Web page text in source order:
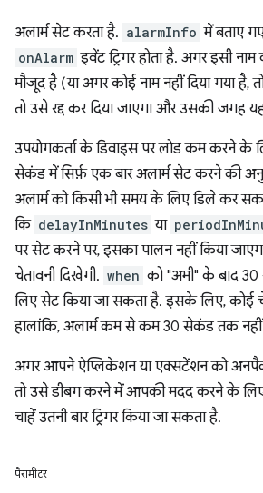
अलार्म सेट करता है. alarmInfo में बताए
onAlarm इवेंट ट्रिगर होता है. अगर इसी
मौजूद है (या अगर कोई नाम नहीं दिया गया है,
तो उसे रद्द कर दिया जाएगा और उसकी जगह
उपयोगकर्ता के डिवाइस पर लोड कम करने के
सेकंड में सिर्फ़ एक बार अलार्म सेट करने की
अलार्म को किसी भी समय के लिए डिले कर
कि delayInMinutes या
पर सेट करने पर, इसका पालन नहीं किया
चेतावनी दिखेगी. when को "अभी" के बाद
लिए सेट किया जा सकता है. इसके लिए, कोई
हालांकि, अलार्म कम से कम 30 सेकंड तक
अगर आपने ऐप्लिकेशन या एक्सटेंशन को
तो उसे डीबग करने में आपकी मदद करने के लिए,
चाहें उतनी बार ट्रिगर किया जा सकता है.
पैरामीटर